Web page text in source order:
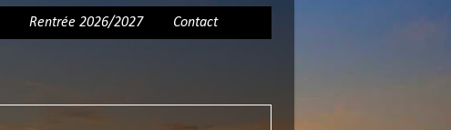
Rentrée 2026/2027 Contact